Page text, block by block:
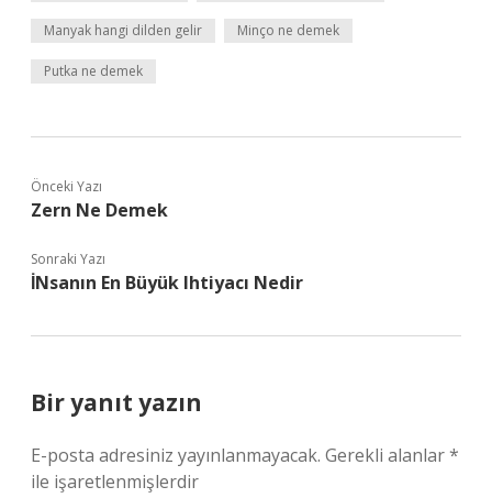
Manyak hangi dilden gelir Minço ne demek
Putka ne demek
Önceki Yazı
Zern Ne Demek
Sonraki Yazı
İNsanın En Büyük Ihtiyacı Nedir
Bir yanıt yazın
E-posta adresiniz yayınlanmayacak. Gerekli alanlar*
ile işaretlenmişlerdir